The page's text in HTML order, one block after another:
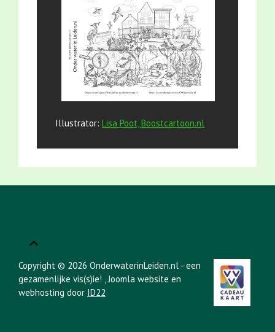
Illustrator: Lisa Poot, Boostcartoon.nl
Copyright © 2026 OnderwaterinLeiden.nl - een
gezamenlijke vis(s)ie! , Joomla website en
webhosting door ID22